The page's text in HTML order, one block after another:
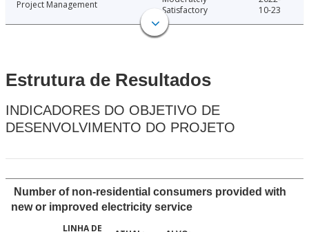
Project Management
Satisfactory
10-23
Estrutura de Resultados
INDICADORES DO OBJETIVO DE
DESENVOLVIMENTO DO PROJETO
Number of non-residential consumers provided with
new or improved electricity service